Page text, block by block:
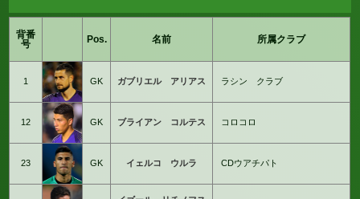
背番
号
Pos. 名前 所属クラブ
1 GK ガブリエル アリアス ラシン クラブ
12 GK ブライアン コルテス コロコロ
23 GK イェルコ ウルラ CDウアチパト